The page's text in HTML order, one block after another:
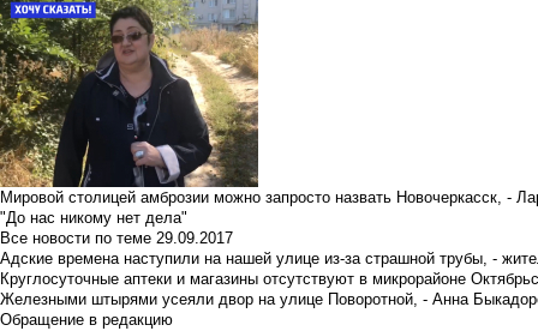
Мировой столицей амброзии можно запросто назвать Новочеркасск, -
"До нас никому нет дела"
Все новости по теме 29.09.2017
Адские времена наступили на нашей улице из-за страшной трубы, -
Круглосуточные аптеки и магазины отсутствуют в микрорайоне
Железными штырями усеяли двор на улице Поворотной, - Анна
Обращение в редакцию